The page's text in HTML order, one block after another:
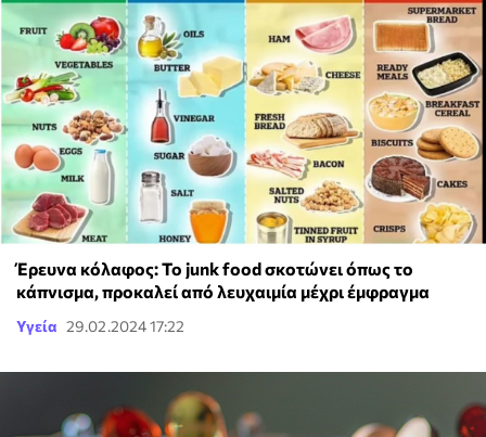
Έρευνα κόλαφος: Το junk food σκοτώνει όπως το
κάπνισμα, προκαλεί από λευχαιμία μέχρι έμφραγμα
Υγεία 29.02.2024 17:22